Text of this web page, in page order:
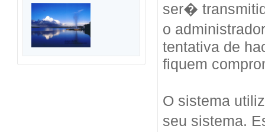
ser�
o
tentativa de
fiquem
O sistema
seu sistema.